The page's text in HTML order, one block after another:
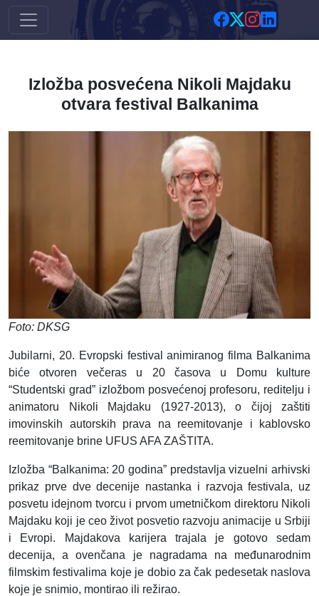
Skip to main content
Izložba posvećena Nikoli Majdaku
otvara festival Balkanima
Foto: DKSG
Jubilarni, 20. Evropski festival animiranog filma Balkanima
biće otvoren večeras u 20 časova u Domu kulture
“Studentski grad” izložbom posvećenoj profesoru, reditelju i
animatoru Nikoli Majdaku (1927-2013), o čijoj zaštiti
imovinskih autorskih prava na reemitovanje i kablovsko
reemitovanje brine UFUS AFA ZAŠTITA.
Izložba “Balkanima: 20 godina” predstavlja vizuelni arhivski
prikaz prve dve decenije nastanka i razvoja festivala, uz
posvetu idejnom tvorcu i prvom umetničkom direktoru Nikoli
Majdaku koji je ceo život posvetio razvoju animacije u Srbiji
i Evropi. Majdakova karijera trajala je gotovo sedam
decenija, a ovenčana je nagradama na međunarodnim
filmskim festivalima koje je dobio za čak pedesetak naslova
koje je snimio, montirao ili režirao.